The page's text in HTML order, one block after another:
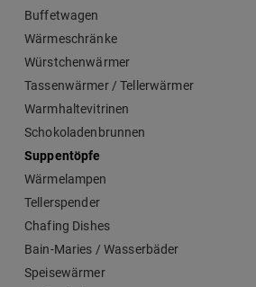
Buffetwagen
Wärmeschränke
Würstchenwärmer
Tassenwärmer / Tellerwärmer
Warmhaltevitrinen
Schokoladenbrunnen
Suppentöpfe
Wärmelampen
Tellerspender
Chafing Dishes
Bain-Maries / Wasserbäder
Speisewärmer